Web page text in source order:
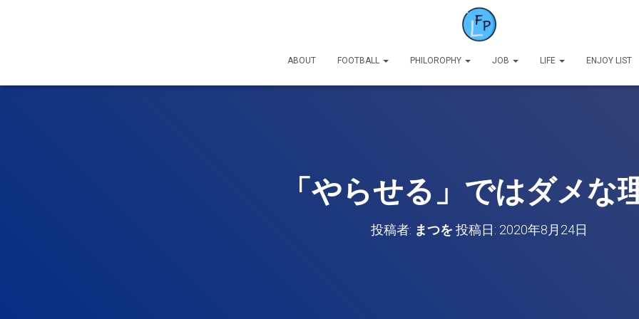
ABOUT FOOTBALL PHILOROPHY JOB LIFE ENJOY LIST
「やらせる」ではダメな
投稿者: まつを 投稿日: 2020年8月24日